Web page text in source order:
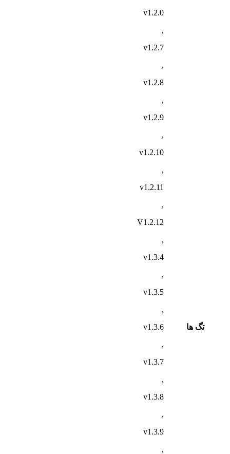
تگ ها
v1.2.0
,
v1.2.7
,
v1.2.8
,
v1.2.9
,
v1.2.10
,
v1.2.11
,
V1.2.12
,
v1.3.4
,
v1.3.5
,
v1.3.6
,
v1.3.7
,
v1.3.8
,
v1.3.9
,